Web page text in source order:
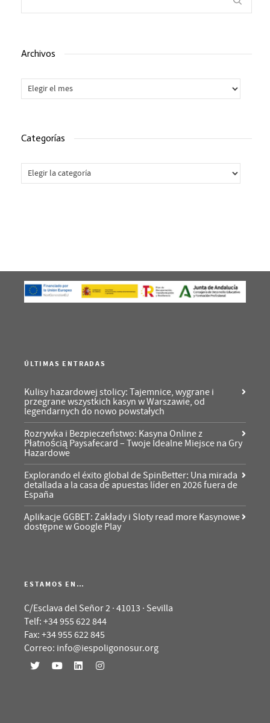
Archivos
Archivos
Categorías
Categorías
ÚLTIMAS ENTRADAS
Kulisy hazardowej stolicy: Tajemnice, wygrane i
przegrane wszystkich kasyn w Warszawie, od
legendarnych do nowo powstałych
Rozrywka i Bezpieczeństwo: Kasyna Online z
Płatnością Paysafecard – Twoje Idealne Miejsce na Gry
Hazardowe
Explorando el éxito global de SpinBetter: Una mirada
detallada a la casa de apuestas líder en 2026 fuera de
España
Aplikacje GGBET: Zakłady i Sloty read more Kasynowe
dostępne w Google Play
ESTAMOS EN…
C/Esclava del Señor 2 · 41013 · Sevilla
Telf: +34 955 622 844
Fax: +34 955 622 845
Correo: info@iespoligonosur.org